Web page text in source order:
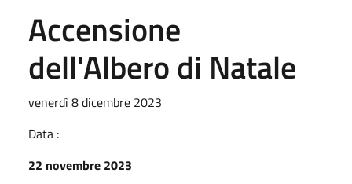
Accensione
dell'Albero di Natale
venerdì 8 dicembre 2023
Data :
22 novembre 2023